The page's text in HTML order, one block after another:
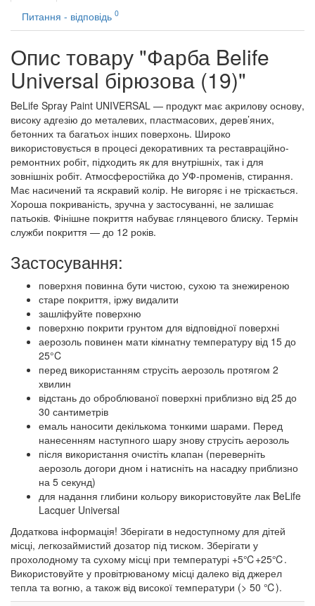
Питання - відповідь 0
Опис товару "Фарба Belife
Universal бірюзова (19)"
BeLife Spray Paint UNIVERSAL — продукт має акрилову основу,
високу адгезію до металевих, пластмасових, дерев’яних,
бетонних та багатьох інших поверхонь. Широко
використовується в процесі декоративних та реставраційно-
ремонтних робіт, підходить як для внутрішніх, так і для
зовнішніх робіт. Атмосферостійка до УФ-променів, стирання.
Має насичений та яскравий колір. Не вигоряє і не тріскається.
Хороша покриваність, зручна у застосуванні, не залишає
патьоків. Фінішне покриття набуває глянцевого блиску. Термін
служби покриття — до 12 років.
Застосування:
поверхня повинна бути чистою, сухою та знежиреною
старе покриття, іржу видалити
зашліфуйте поверхню
поверхню покрити грунтом для відповідної поверхні
аерозоль повинен мати кімнатну температуру від 15 до
25°C
перед використанням струсіть аерозоль протягом 2
хвилин
відстань до оброблюваної поверхні приблизно від 25 до
30 сантиметрів
емаль наносити декількома тонкими шарами. Перед
нанесенням наступного шару знову струсіть аерозоль
після використання очистіть клапан (переверніть
аерозоль догори дном і натисніть на насадку приблизно
на 5 секунд)
для надання глибини кольору використовуйте лак BeLife
Lacquer Universal
Додаткова інформація! Зберігати в недоступному для дітей
місці, легкозаймистий дозатор під тиском. Зберігати у
прохолодному та сухому місці при температурі +5℃+25℃.
Використовуйте у провітрюваному місці далеко від джерел
тепла та вогню, а також від високої температури (> 50 ℃).